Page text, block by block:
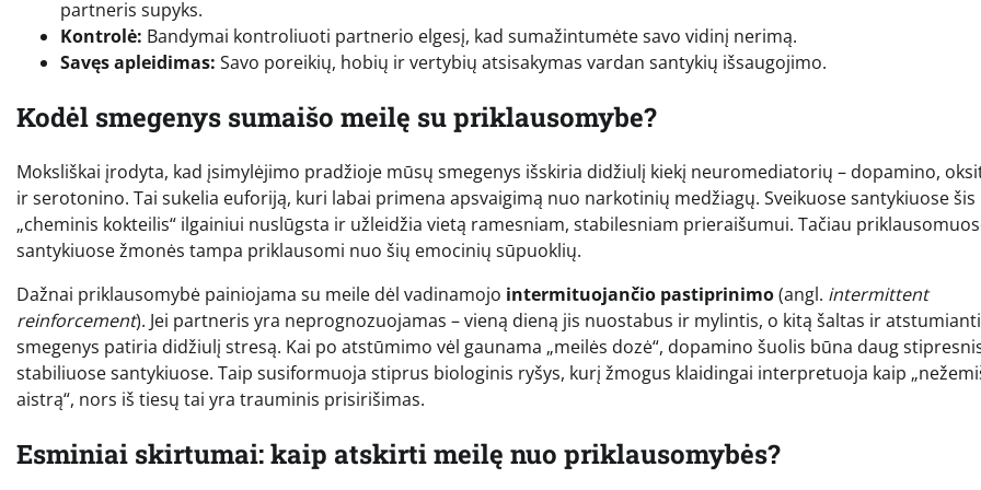
partneris supyks.
Kontrolė: Bandymai kontroliuoti partnerio elgesį, kad sumažintumėte savo vidinį nerimą.
Savęs apleidimas: Savo poreikių, hobių ir vertybių atsisakymas vardan santykių išsaugojimo.
Kodėl smegenys sumaišo meilę su priklausomybe?
Moksliškai įrodyta, kad įsimylėjimo pradžioje mūsų smegenys išskiria didžiulį kiekį neuromediatorių – dopamino,
ir serotonino. Tai sukelia euforiją, kuri labai primena apsvaigimą nuo narkotinių medžiagų. Sveikuose santykiuose šis
„cheminis kokteilis“ ilgainiui nuslūgsta ir užleidžia vietą ramesniam, stabilesniam prieraišumui. Tačiau
santykiuose žmonės tampa priklausomi nuo šių emocinių sūpuoklių.
Dažnai priklausomybė painiojama su meile dėl vadinamojo intermituojančio pastiprinimo(angl. intermittent
reinforcement). Jei partneris yra neprognozuojamas – vieną dieną jis nuostabus ir mylintis, o kitą šaltas ir
smegenys patiria didžiulį stresą. Kai po atstūmimo vėl gaunama „meilės dozė“, dopamino šuolis būna daug
stabiliuose santykiuose. Taip susiformuoja stiprus biologinis ryšys, kurį žmogus klaidingai interpretuoja kaip
aistrą“, nors iš tiesų tai yra trauminis prisirišimas.
Esminiai skirtumai: kaip atskirti meilę nuo priklausomybės?